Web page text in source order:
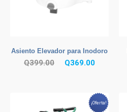
Asiento Elevador para Inodoro
Q399.00
Q399.00.
Q369.00El
es:
Q369.00.
¡Oferta!